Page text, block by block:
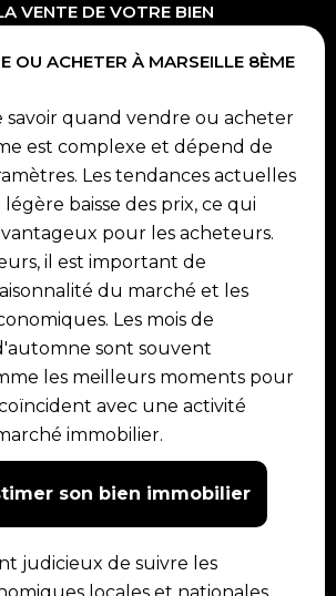
VENTE DE VOTRE BIEN
OU ACHETER À MARSEILLE 8ÈME
savoir quand vendre ou acheter
est complexe et dépend de
Les tendances actuelles
baisse des prix, ce qui
pour les acheteurs.
il est important de
du marché et les
Les mois de
sont souvent
les meilleurs moments pour
avec une activité
immobilier.
son bien immobilier
judicieux de suivre les